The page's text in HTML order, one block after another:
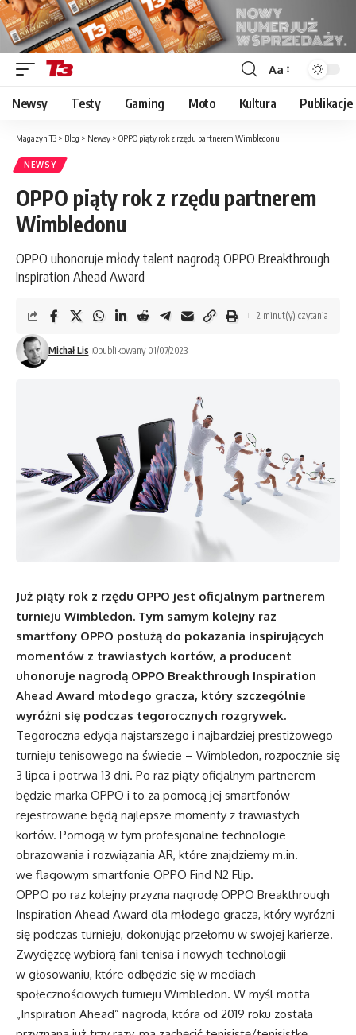
Font
Resizer
Aa
Newsy Testy Gaming Moto Kultura Publikacje
Magazyn T3 > Blog > Newsy > OPPO piąty rok z rzędu partnerem Wimbledonu
NEWSY
OPPO piąty rok z rzędu partnerem
Wimbledonu
OPPO uhonoruje młody talent nagrodą OPPO Breakthrough
Inspiration Ahead Award
Michał Lis Opublikowany 01/07/2023
2 minut(y) czytania
Już piąty rok z rzędu OPPO jest oficjalnym partnerem
turnieju Wimbledon. Tym samym kolejny raz
smartfony OPPO posłużą do pokazania inspirujących
momentów z trawiastych kortów, a producent
uhonoruje nagrodą OPPO Breakthrough Inspiration
Ahead Award młodego gracza, który szczególnie
wyróżni się podczas tegorocznych rozgrywek.
Tegoroczna edycja najstarszego i najbardziej prestiżowego
turnieju tenisowego na świecie – Wimbledon, rozpocznie się
3 lipca i potrwa 13 dni. Po raz piąty oficjalnym partnerem
będzie marka OPPO i to za pomocą jej smartfonów
rejestrowane będą najlepsze momenty z trawiastych
kortów. Pomogą w tym profesjonalne technologie
obrazowania i rozwiązania AR, które znajdziemy m.in.
we flagowym smartfonie OPPO Find N2 Flip.
OPPO po raz kolejny przyzna nagrodę OPPO Breakthrough
Inspiration Ahead Award dla młodego gracza, który wyróżni
się podczas turnieju, dokonując przełomu w swojej karierze.
Zwycięzcę wybiorą fani tenisa i nowych technologii
w głosowaniu, które odbędzie się w mediach
społecznościowych turnieju Wimbledon. W myśl motta
„Inspiration Ahead” nagroda, która od 2019 roku została